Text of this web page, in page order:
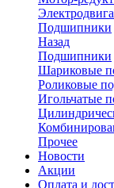
Подшипники
Назад
Подшипники
Шариковые
Роликовые
Игольчатые
Прочее
Новости
Акции
Оплата и